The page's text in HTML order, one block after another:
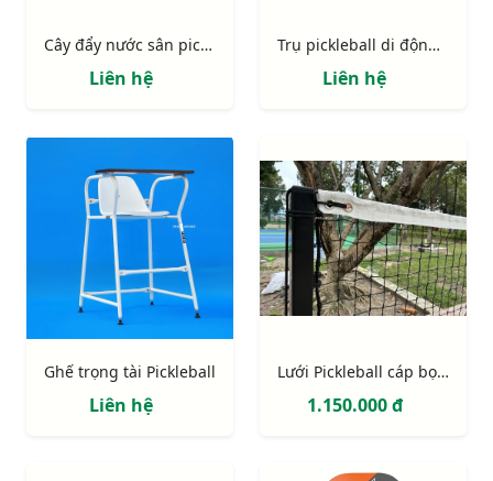
Cây đẩy nước sân pickleball
Liên hệ
Trụ pickleball di động ống thép mạ kẽm, tăng đơ ngoài
Liên hệ
Ghế trọng tài Pickleball
Liên hệ
Lưới Pickleball cáp bọc nhựa cao cấp
1.150.000 đ